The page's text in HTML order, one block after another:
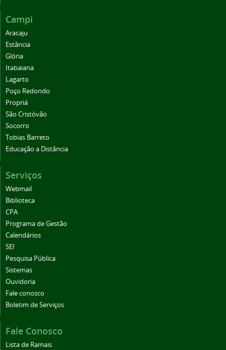
Campi
Aracaju
Estância
Glória
Itabaiana
Lagarto
Poço Redondo
Propriá
São Cristóvão
Socorro
Tobias Barreto
Educação a Distância
Serviços
Webmail
Biblioteca
CPA
Programa de Gestão
Calendários
SEI
Pesquisa Pública
Sistemas
Ouvidoria
Fale conosco
Boletim de Serviços
Fale Conosco
Lista de Ramais